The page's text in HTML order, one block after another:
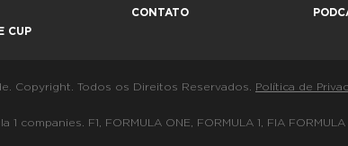
CUP
CONTATO
Copyright. Todos os Direitos Reservados. Política de
F1, FORMULA ONE, FORMULA 1, FIA FORMULA